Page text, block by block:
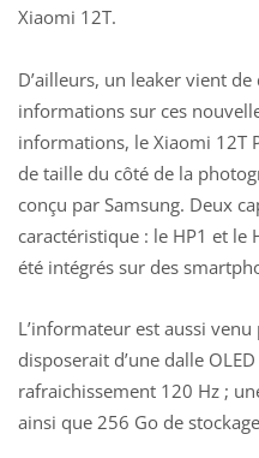
Xiaomi 12T.
D’ailleurs, un leaker vient de
informations sur ces
informations, le Xiaomi 12T
de taille du côté de la
conçu par Samsung. Deux
caractéristique : le HP1 et le
été intégrés sur des
L’informateur est aussi
disposerait d’une dalle
rafraichissement 120 Hz ;
ainsi que 256 Go de